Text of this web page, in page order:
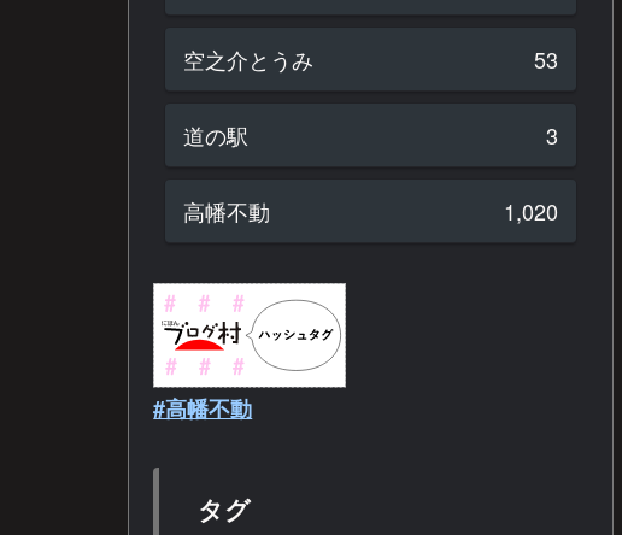
空之介とうみ 53
道の駅 3
高幡不動 1,020
#高幡不動
タグ